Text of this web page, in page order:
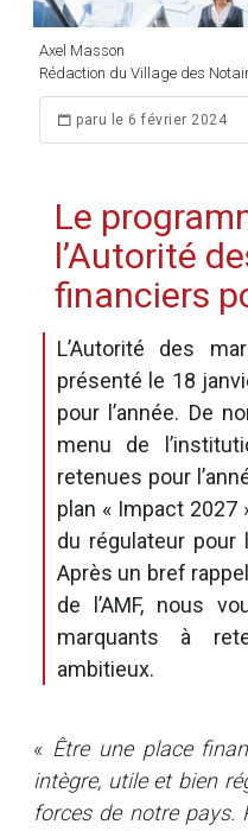
Axel Masson
Rédaction du Village des
paru le 6 février 2024
Le
l’Autorité
financiers
L’Autorité des
présenté le 18
pour l’année. De
menu de
retenues pour
plan « Impact 2027
du régulateur pour
Après un bref
de l’AMF, nous
marquants à
ambitieux.
« Être une place
intègre, utile et bien
forces de notre pays.